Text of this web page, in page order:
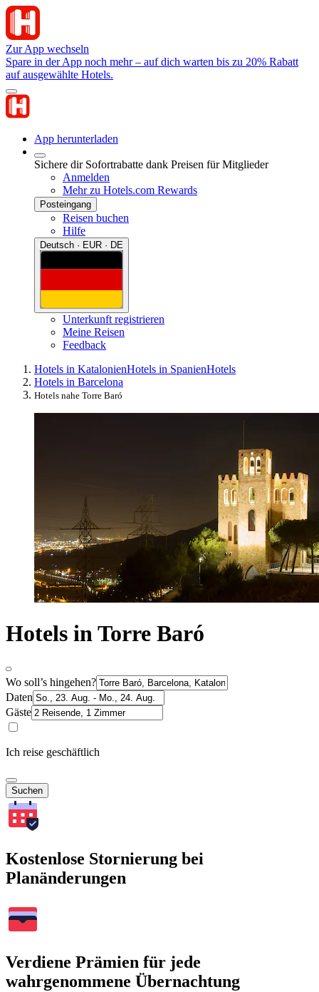
Zur App wechseln
Spare in der App noch mehr – auf dich warten bis zu 20% Rabatt
auf ausgewählte Hotels.
App herunterladen
Sichere dir Sofortrabatte dank Preisen für Mitglieder
Anmelden
Mehr zu Hotels.com Rewards
Posteingang
Reisen buchen
Hilfe
Deutsch · EUR · DE
Unterkunft registrieren
Meine Reisen
Feedback
Hotels in KatalonienHotels in SpanienHotels
Hotels in Barcelona
Hotels nahe Torre Baró
Hotels in Torre Baró
Wo soll’s hingehen?
Daten
Gäste
Ich reise geschäftlich
Suchen
Kostenlose Stornierung bei
Planänderungen
Verdiene Prämien für jede
wahrgenommene Übernachtung